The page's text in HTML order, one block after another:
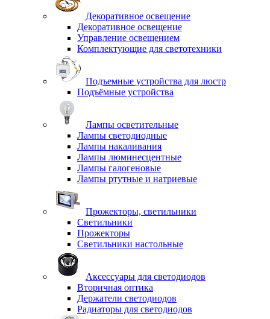
Декоративное освещение
Декоративное освещение
Управление освещением
Комплектующие для светотехники
Подъемные устройства для люстр
Подъёмные устройства
Лампы осветительные
Лампы светодиодные
Лампы накаливания
Лампы люминесцентные
Лампы галогеновые
Лампы ртутные и натриевые
Прожекторы, светильники
Светильники
Прожекторы
Светильники настольные
Аксессуары для светодиодов
Вторичная оптика
Держатели светодиодов
Радиаторы для светодиодов